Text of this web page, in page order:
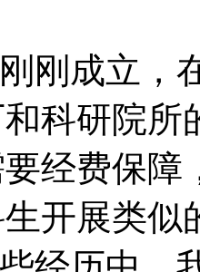
刚成立，
科研院所
经费保
开展类似